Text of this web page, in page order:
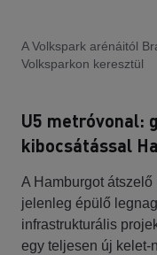
A Volkspark arénáitól
Volksparkon keresztül
U5 metróvonal:
kibocsátással
A Hamburgot
jelenleg épülő
infrastrukturális
egy teljesen új kelet-